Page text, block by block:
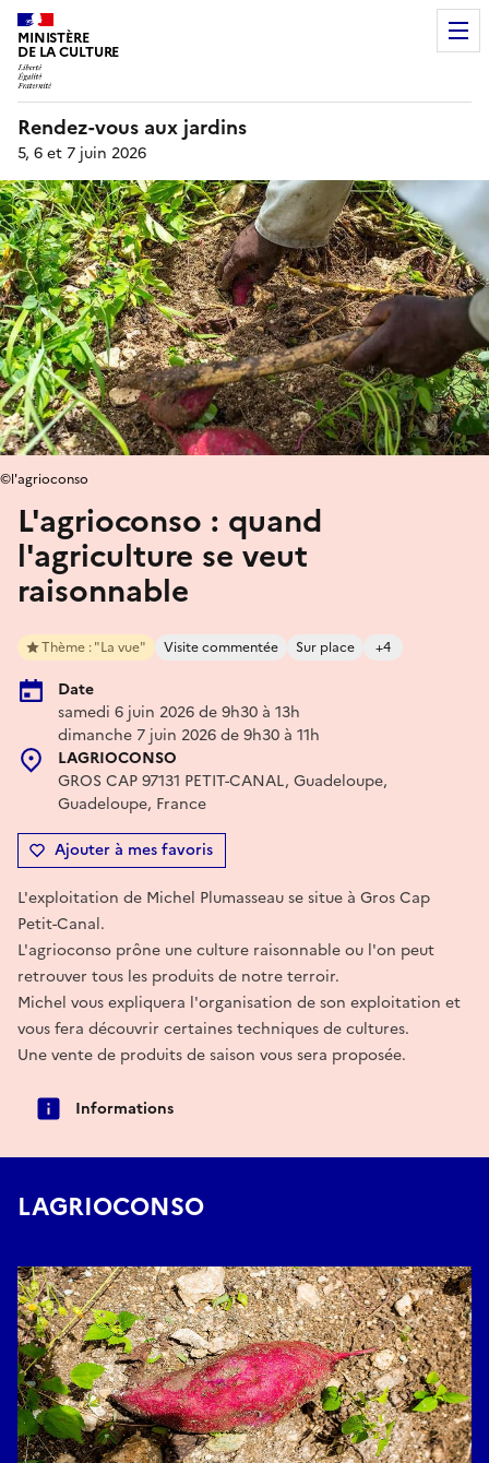
MINISTÈRE
DE LA CULTURE
Rendez-vous aux jardins
5, 6 et 7 juin 2026
L'agrioconso : quand
l'agriculture se veut
raisonnable
Thème : "La vue" Visite commentée Sur place +4
Date
samedi 6 juin 2026 de 9h30 à 13h
dimanche 7 juin 2026 de 9h30 à 11h
LAGRIOCONSO
GROS CAP 97131 PETIT-CANAL, Guadeloupe,
Guadeloupe, France
Ajouter à mes favoris
©l'agrioconso
L'exploitation de Michel Plumasseau se situe à Gros Cap
Petit-Canal.
L'agrioconso prône une culture raisonnable ou l'on peut
retrouver tous les produits de notre terroir.
Michel vous expliquera l'organisation de son exploitation et
vous fera découvrir certaines techniques de cultures.
Une vente de produits de saison vous sera proposée.
Informations
LAGRIOCONSO